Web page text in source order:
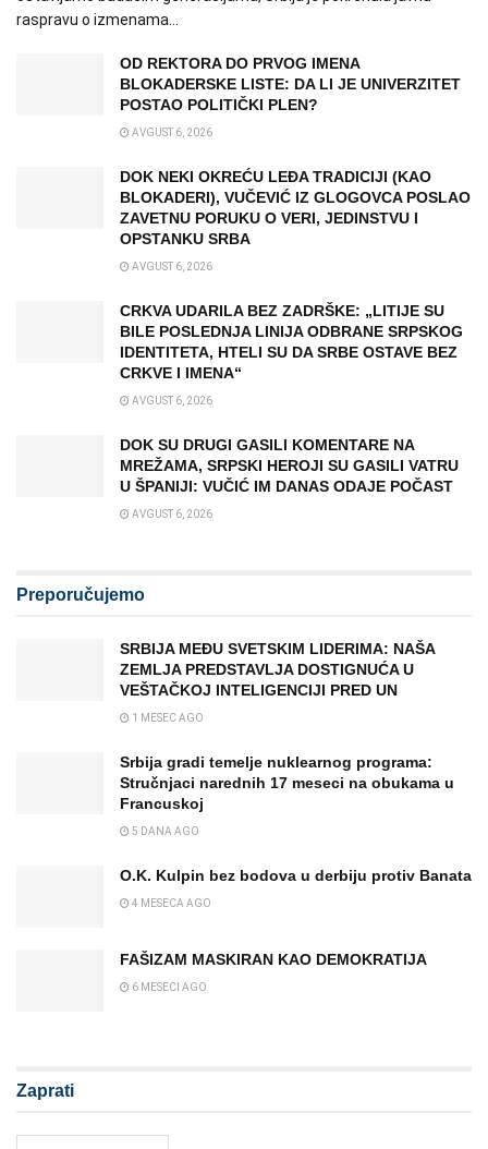
raspravu o izmenama...
OD REKTORA DO PRVOG IMENA
BLOKADERSKE LISTE: DA LI JE UNIVERZITET
POSTAO POLITIČKI PLEN?
AVGUST 6, 2026
DOK NEKI OKREĆU LEĐA TRADICIJI (KAO
BLOKADERI), VUČEVIĆ IZ GLOGOVCA POSLAO
ZAVETNU PORUKU O VERI, JEDINSTVU I
OPSTANKU SRBA
AVGUST 6, 2026
CRKVA UDARILA BEZ ZADRŠKE: „LITIJE SU
BILE POSLEDNJA LINIJA ODBRANE SRPSKOG
IDENTITETA, HTELI SU DA SRBE OSTAVE BEZ
CRKVE I IMENA“
AVGUST 6, 2026
DOK SU DRUGI GASILI KOMENTARE NA
MREŽAMA, SRPSKI HEROJI SU GASILI VATRU
U ŠPANIJI: VUČIĆ IM DANAS ODAJE POČAST
AVGUST 6, 2026
Preporučujemo
SRBIJA MEĐU SVETSKIM LIDERIMA: NAŠA
ZEMLJA PREDSTAVLJA DOSTIGNUĆA U
VEŠTAČKOJ INTELIGENCIJI PRED UN
1 MESEC AGO
Srbija gradi temelje nuklearnog programa:
Stručnjaci narednih 17 meseci na obukama u
Francuskoj
5 DANA AGO
O.K. Kulpin bez bodova u derbiju protiv Banata
4 MESECA AGO
FAŠIZAM MASKIRAN KAO DEMOKRATIJA
6 MESECI AGO
Zaprati